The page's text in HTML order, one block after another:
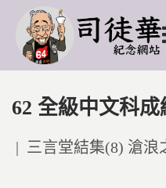
62 全級中文科成
Posted
三言堂結集(8) 滄浪